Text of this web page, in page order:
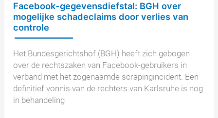
Facebook-gegevensdiefstal: BGH over
mogelijke schadeclaims door verlies van
controle
Het Bundesgerichtshof (BGH) heeft zich gebogen
over de rechtszaken van Facebook-gebruikers in
verband met het zogenaamde scrapingincident. Een
definitief vonnis van de rechters van Karlsruhe is nog
in behandeling